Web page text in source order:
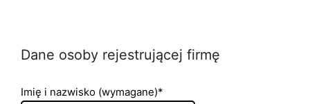
Dane osoby rejestrującej firmę
Imię i nazwisko (wymagane)*